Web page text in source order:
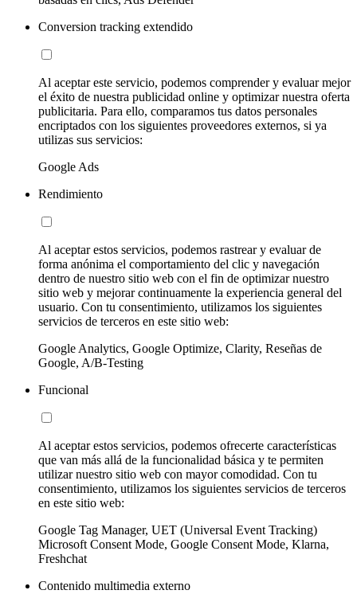
Conversion tracking extendido
Al aceptar este servicio, podemos comprender y evaluar mejor
el éxito de nuestra publicidad online y optimizar nuestra oferta
publicitaria. Para ello, comparamos tus datos personales
encriptados con los siguientes proveedores externos, si ya
utilizas sus servicios:
Google Ads
Rendimiento
Al aceptar estos servicios, podemos rastrear y evaluar de
forma anónima el comportamiento del clic y navegación
dentro de nuestro sitio web con el fin de optimizar nuestro
sitio web y mejorar continuamente la experiencia general del
usuario. Con tu consentimiento, utilizamos los siguientes
servicios de terceros en este sitio web:
Google Analytics, Google Optimize, Clarity, Reseñas de
Google, A/B-Testing
Funcional
Al aceptar estos servicios, podemos ofrecerte características
que van más allá de la funcionalidad básica y te permiten
utilizar nuestro sitio web con mayor comodidad. Con tu
consentimiento, utilizamos los siguientes servicios de terceros
en este sitio web:
Google Tag Manager, UET (Universal Event Tracking)
Microsoft Consent Mode, Google Consent Mode, Klarna,
Freshchat
Contenido multimedia externo